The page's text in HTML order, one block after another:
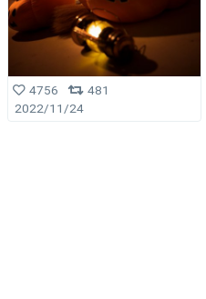
4756
481
2022/11/24